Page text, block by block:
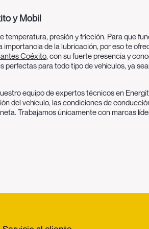
y Mobil
temperatura, presión y fricción. Para que
de la lubricación, por eso te
Coéxito, con su fuerte presencia y
para todo tipo de vehículos, ya
equipo deexpertos técnicos en
del vehículo, las condiciones de
Trabajamos únicamente con marcas
entre las piezas. Su papel es
y, por ende, el desgaste de los
la temperatura del motor dentro de rangos